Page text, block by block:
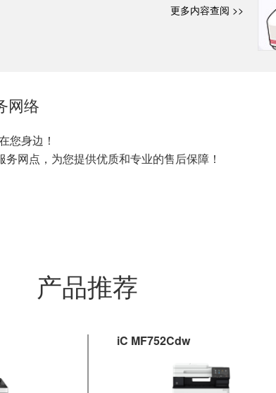
更多内容查阅 >>
网络
您身边！
务网点，为您提供优质和专业的售后保障！
产品推荐
iC MF752Cdw